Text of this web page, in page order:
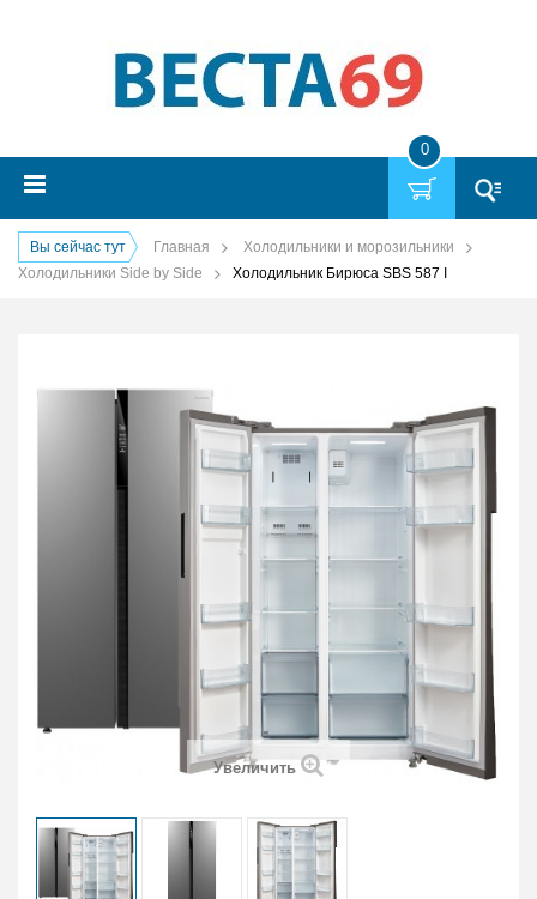
0
Вы сейчас тут Главная
Холодильники и морозильники
Холодильники Side by Side
Холодильник Бирюса SBS 587 I
Увеличить